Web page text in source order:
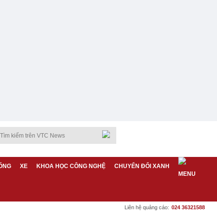
XE KHOA HỌC CÔNG NGHỆ CHUYỂN ĐỔI XANH
Liên hệ quảng cáo: 024 36321588